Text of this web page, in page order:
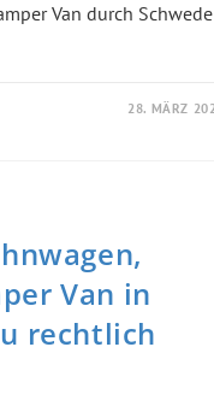
Van durch
28. MÄRZ
Van in
rechtlich